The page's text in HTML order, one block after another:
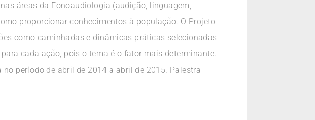
áreas da Fonoaudiologia (audição, linguagem,
proporcionar conhecimentos à população. O Projeto
como caminhadas e dinâmicas práticas selecionadas
cada ação, pois o tema é o fator mais determinante.
período de abril de 2014 a abril de 2015. Palestra